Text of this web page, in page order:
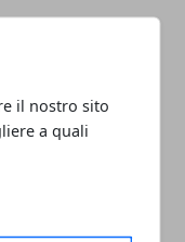
il nostro sito
a quali
smart: cosa attrae